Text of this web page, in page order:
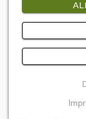
2
Erste
06.03.2026
Der ADAC
vorsichtigem